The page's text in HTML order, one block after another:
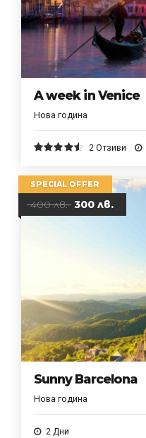
A week in Venice
Нова година
4.5от 5
2 Отзиви
SPECIAL OFFER
400 лв. 300 лв.
Sunny Barcelona
Нова година
2 Дни